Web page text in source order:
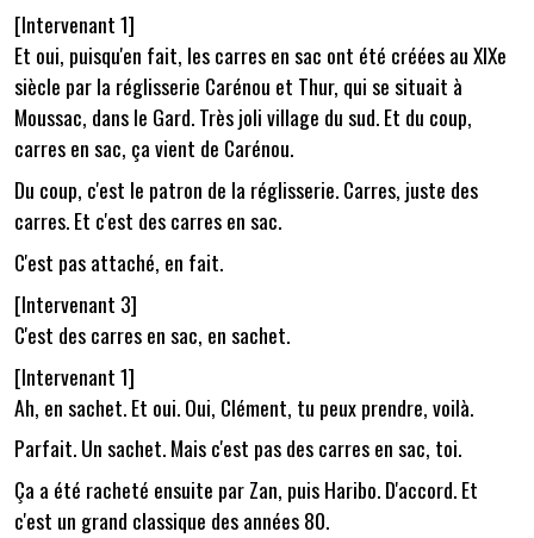
[Intervenant 1]
Et oui, puisqu'en fait, les carres en sac ont été créées au XIXe
siècle par la réglisserie Carénou et Thur, qui se situait à
Moussac, dans le Gard. Très joli village du sud. Et du coup,
carres en sac, ça vient de Carénou.
Du coup, c'est le patron de la réglisserie. Carres, juste des
carres. Et c'est des carres en sac.
C'est pas attaché, en fait.
[Intervenant 3]
C'est des carres en sac, en sachet.
[Intervenant 1]
Ah, en sachet. Et oui. Oui, Clément, tu peux prendre, voilà.
Parfait. Un sachet. Mais c'est pas des carres en sac, toi.
Ça a été racheté ensuite par Zan, puis Haribo. D'accord. Et
c'est un grand classique des années 80.